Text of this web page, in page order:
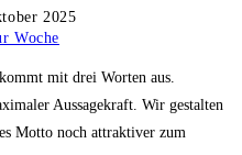
2025
Woche
mit drei Worten aus.
Aussagekraft. Wir gestalten
Motto noch attraktiver zum